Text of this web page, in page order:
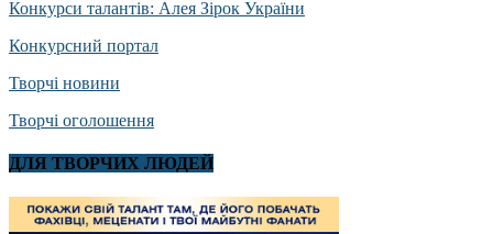
Конкурси талантів: Алея Зірок України
Конкурсний портал
Творчі новини
Творчі оголошення
ДЛЯ ТВОРЧИХ ЛЮДЕЙ